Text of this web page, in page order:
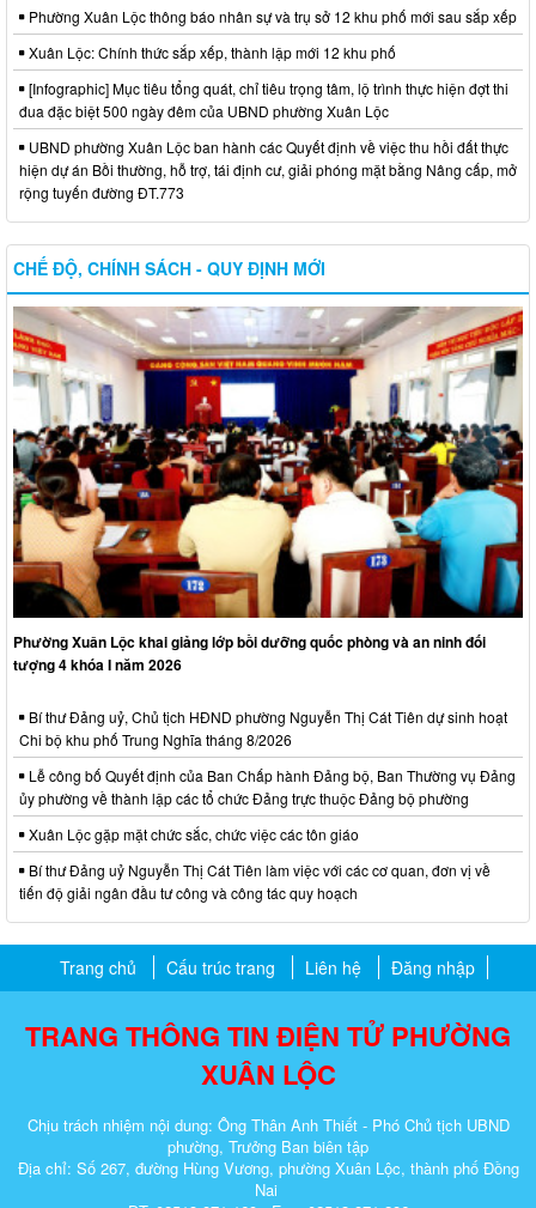
Phường Xuân Lộc thông báo nhân sự và trụ sở 12 khu phố mới sau sắp xếp
Xuân Lộc: Chính thức sắp xếp, thành lập mới 12 khu phố
[Infographic] Mục tiêu tổng quát, chỉ tiêu trọng tâm, lộ trình thực hiện đợt thi
đua đặc biệt 500 ngày đêm của UBND phường Xuân Lộc
UBND phường Xuân Lộc ban hành các Quyết định về việc thu hồi đất thực
hiện dự án Bồi thường, hỗ trợ, tái định cư, giải phóng mặt bằng Nâng cấp, mở
rộng tuyến đường ĐT.773
CHẾ ĐỘ, CHÍNH SÁCH - QUY ĐỊNH MỚI
Phường Xuân Lộc khai giảng lớp bồi dưỡng quốc phòng và an ninh đối
tượng 4 khóa I năm 2026
Bí thư Đảng uỷ, Chủ tịch HĐND phường Nguyễn Thị Cát Tiên dự sinh hoạt
Chi bộ khu phố Trung Nghĩa tháng 8/2026
Lễ công bố Quyết định của Ban Chấp hành Đảng bộ, Ban Thường vụ Đảng
ủy phường về thành lập các tổ chức Đảng trực thuộc Đảng bộ phường
Xuân Lộc gặp mặt chức sắc, chức việc các tôn giáo
Bí thư Đảng uỷ Nguyễn Thị Cát Tiên làm việc với các cơ quan, đơn vị về
tiến độ giải ngân đầu tư công và công tác quy hoạch
Trang chủ Cấu trúc trang Liên hệ Đăng nhập
TRANG THÔNG TIN ĐIỆN TỬ PHƯỜNG
XUÂN LỘC
Chịu trách nhiệm nội dung: Ông Thân Anh Thiết - Phó Chủ tịch UBND
phường, Trưởng Ban biên tập
Địa chỉ: Số 267, đường Hùng Vương, phường Xuân Lộc, thành phố Đồng
Nai